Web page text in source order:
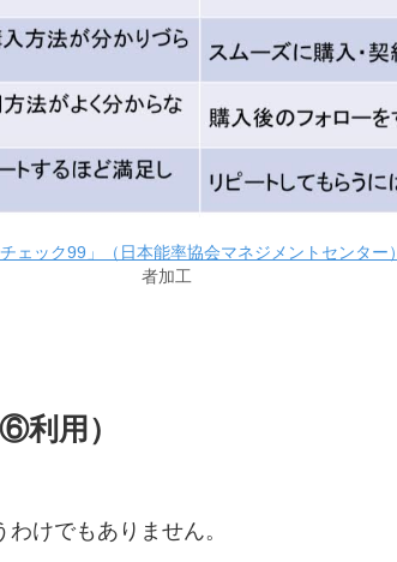
ェック99」（日本能率協会マネジメントセンター）
者加工
利用）
けでもありません。